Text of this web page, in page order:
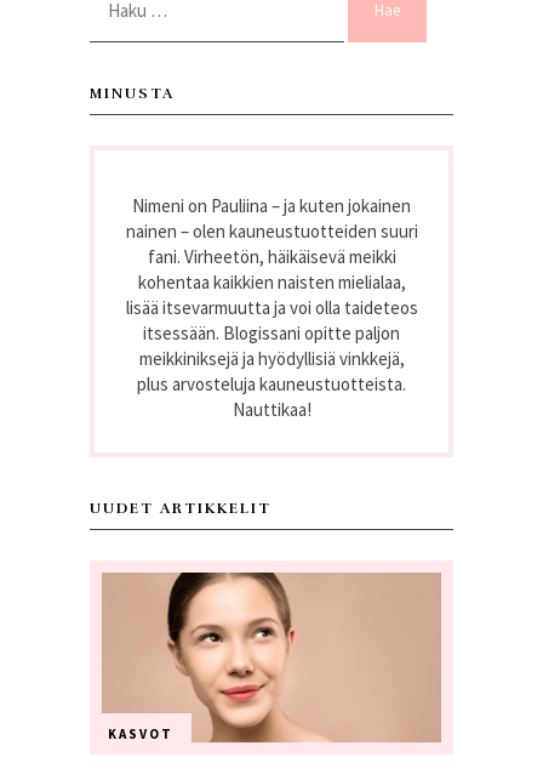
MINUSTA
Nimeni on Pauliina – ja kuten jokainen
nainen – olen kauneustuotteiden suuri
fani. Virheetön, häikäisevä meikki
kohentaa kaikkien naisten mielialaa,
lisää itsevarmuutta ja voi olla taideteos
itsessään. Blogissani opitte paljon
meikkiniksejä ja hyödyllisiä vinkkejä,
plus arvosteluja kauneustuotteista.
Nauttikaa!
UUDET ARTIKKELIT
KASVOT